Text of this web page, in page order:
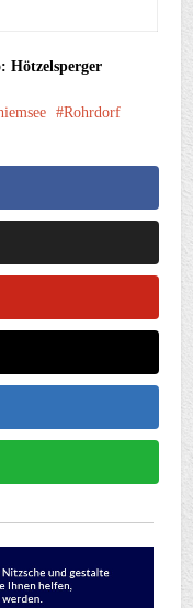
Hötzelsperger
Rohrdorf